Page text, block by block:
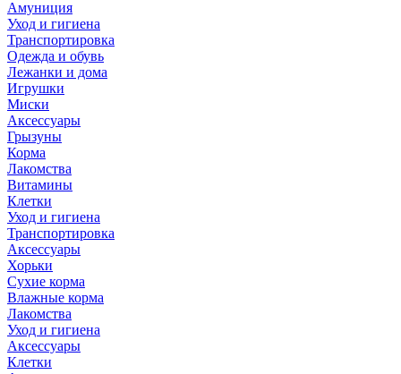
Амуниция
Уход и гигиена
Транспортировка
Одежда и обувь
Лежанки и дома
Игрушки
Миски
Аксессуары
Грызуны
Корма
Лакомства
Витамины
Клетки
Уход и гигиена
Транспортировка
Аксессуары
Хорьки
Сухие корма
Влажные корма
Лакомства
Уход и гигиена
Аксессуары
Клетки